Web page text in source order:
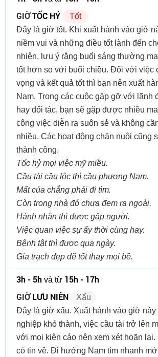
GIỜTỐC HỶ
Tốt
Đây là giờ tốt. Khi xuất hành vào giờ
niềm vui và những điều tốt lành đến
nhiên, lưu ý rằng buổi sáng thường
tốt hơn so với buổi chiều. Đối với việc
vọng và kết quả tốt thì bạn nên xuất
Nam. Trong các cuộc gặp gỡ với lãnh
hay đối tác, bạn sẽ gặp được nhiều
công việc diễn ra suôn sẻ và không
nhiều. Các hoạt động chăn nuôi cũng
thành công.
Tốc hỷ mọi việc mỹ miều.
Cầu tài cầu lộc thì cầu phương Nam.
Mất của chẳng phải đi tìm.
Còn trong nhà đó chưa đem ra ngoài.
Hành nhân thì được gặp người.
Việc quan việc sự ấy thời cùng hay.
Bệnh tật thì được qua ngày.
Gia trạch đẹp đẽ tốt thay mọi bề.
3h - 5h và từ 15h - 17h
GIỜLƯU NIÊN
Xấu
Đây là giờ xấu. Xuất hành vào giờ này
nghiệp khó thành, việc cầu tài trở lên
với mọi kiện cáo nên xem xét hoãn
có tin về. Đi hướng Nam tìm nhanh